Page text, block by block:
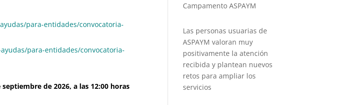
para-entidades/convocatoria-
para-entidades/convocatoria-
septiembre de 2026, a las 12:00 horas
Campamento ASPAYM
Las personas usuarias de
ASPAYM valoran muy
positivamente la atención
recibida y plantean nuevos
retos para ampliar los
servicios